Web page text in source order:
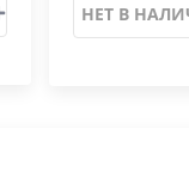
НЕТ В